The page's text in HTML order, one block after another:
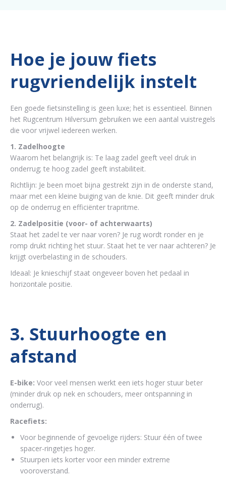
Hoe je jouw fiets
rugvriendelijk instelt
Een goede fietsinstelling is geen luxe; het is essentieel. Binnen
het Rugcentrum Hilversum gebruiken we een aantal vuistregels
die voor vrijwel iedereen werken.
1. Zadelhoogte
Waarom het belangrijk is: Te laag zadel geeft veel druk in
onderrug; te hoog zadel geeft instabiliteit.
Richtlijn: Je been moet bijna gestrekt zijn in de onderste stand,
maar met een kleine buiging van de knie. Dit geeft minder druk
op de onderrug en efficiënter trapritme.
2. Zadelpositie (voor- of achterwaarts)
Staat het zadel te ver naar voren? Je rug wordt ronder en je
romp drukt richting het stuur. Staat het te ver naar achteren? Je
krijgt overbelasting in de schouders.
Ideaal: Je knieschijf staat ongeveer boven het pedaal in
horizontale positie.
3. Stuurhoogte en
afstand
E-bike: Voor veel mensen werkt een iets hoger stuur beter
(minder druk op nek en schouders, meer ontspanning in
onderrug).
Racefiets:
Voor beginnende of gevoelige rijders: Stuur één of twee
spacer-ringetjes hoger.
Stuurpen iets korter voor een minder extreme
vooroverstand.